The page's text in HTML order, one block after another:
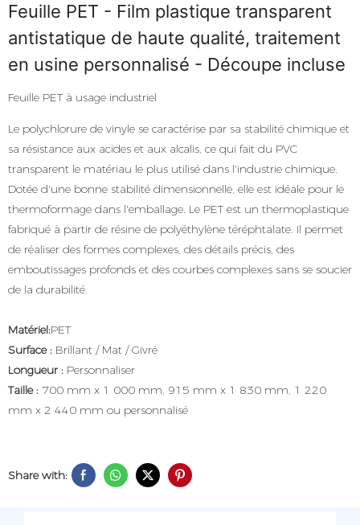
Feuille PET - Film plastique transparent
antistatique de haute qualité, traitement
en usine personnalisé - Découpe incluse
Feuille PET à usage industriel
Le polychlorure de vinyle se caractérise par sa stabilité chimique et
sa résistance aux acides et aux alcalis, ce qui fait du PVC
transparent le matériau le plus utilisé dans l'industrie chimique.
Dotée d'une bonne stabilité dimensionnelle, elle est idéale pour le
thermoformage dans l'emballage. Le PET est un thermoplastique
fabriqué à partir de résine de polyéthylène téréphtalate. Il permet
de réaliser des formes complexes, des détails précis, des
emboutissages profonds et des courbes complexes sans se soucier
de la durabilité.
Matériel:PET
Surface : Brillant / Mat / Givré
Longueur : Personnaliser
Taille : 700 mm x 1 000 mm, 915 mm x 1 830 mm, 1 220
mm x 2 440 mm ou personnalisé
Share with: